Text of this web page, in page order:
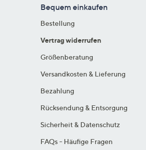
Bequem einkaufen
Bestellung
Vertrag widerrufen
Größenberatung
Versandkosten & Lieferung
Bezahlung
Rücksendung & Entsorgung
Sicherheit & Datenschutz
FAQs - Häufige Fragen